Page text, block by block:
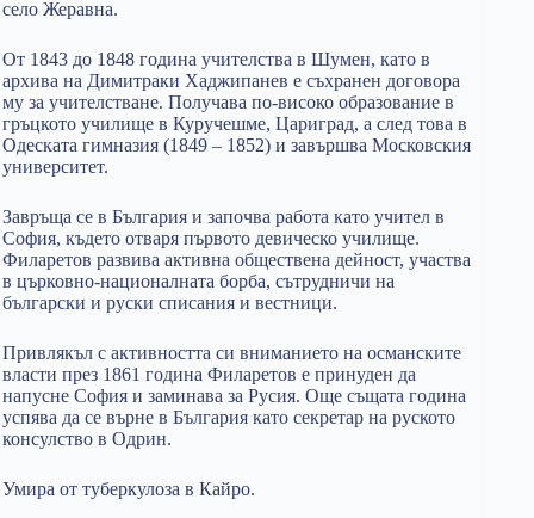
село Жеравна.
От 1843 до 1848 година учителства в Шумен, като в
архива на Димитраки Хаджипанев е съхранен договора
му за учителстване. Получава по-високо образование в
гръцкото училище в Куручешме, Цариград, а след това в
Одеската гимназия (1849 – 1852) и завършва Московския
университет.
Завръща се в България и започва работа като учител в
София, където отваря първото девическо училище.
Филаретов развива активна обществена дейност, участва
в църковно-националната борба, сътрудничи на
български и руски списания и вестници.
Привлякъл с активността си вниманието на османските
власти през 1861 година Филаретов е принуден да
напусне София и заминава за Русия. Още същата година
успява да се върне в България като секретар на руското
консулство в Одрин.
Умира от туберкулоза в Кайро.